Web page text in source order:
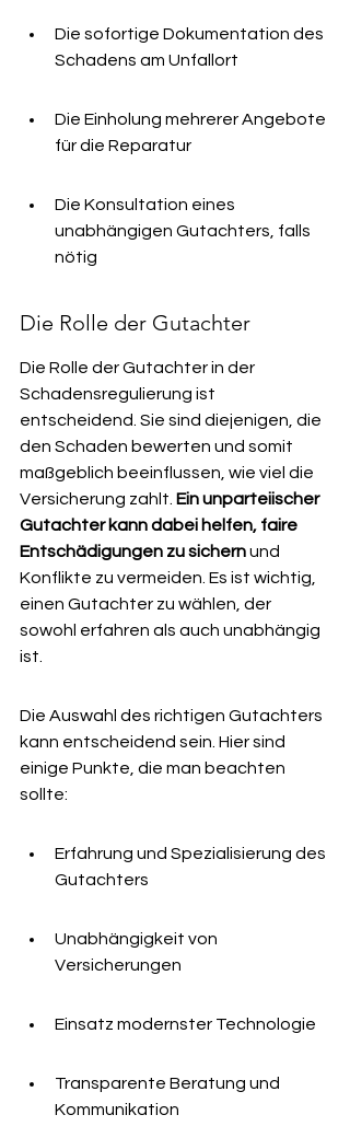
Die sofortige Dokumentation des
Schadens am Unfallort
Die Einholung mehrerer Angebote
für die Reparatur
Die Konsultation eines
unabhängigen Gutachters, falls
nötig
Die Rolle der Gutachter
Die Rolle der Gutachter in der
Schadensregulierung ist
entscheidend. Sie sind diejenigen, die
den Schaden bewerten und somit
maßgeblich beeinflussen, wie viel die
Versicherung zahlt. Ein unparteiischer
Gutachter kann dabei helfen, faire
Entschädigungen zu sichern und
Konflikte zu vermeiden. Es ist wichtig,
einen Gutachter zu wählen, der
sowohl erfahren als auch unabhängig
ist.
Die Auswahl des richtigen Gutachters
kann entscheidend sein. Hier sind
einige Punkte, die man beachten
sollte:
Erfahrung und Spezialisierung des
Gutachters
Unabhängigkeit von
Versicherungen
Einsatz modernster Technologie
Transparente Beratung und
Kommunikation